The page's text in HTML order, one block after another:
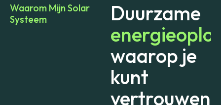
Waarom Mijn Solar
Systeem
Duurzame
waarop je
kunt
vertrouwen